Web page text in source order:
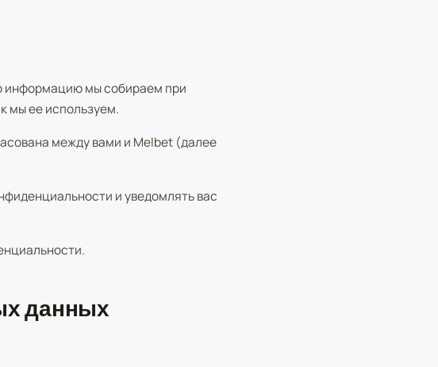
информацию мы собираем при
мы ее используем.
между вами и Melbet (далее
и уведомлять вас
данных